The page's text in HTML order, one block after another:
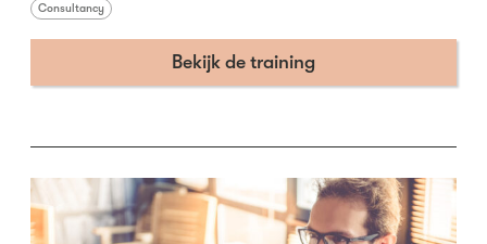
Consultancy
Bekijk de training